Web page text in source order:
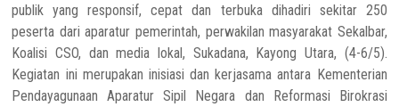
publik yang responsif, cepat dan terbuka dihadiri sekitar 250
peserta dari aparatur pemerintah, perwakilan masyarakat Sekalbar,
Koalisi CSO, dan media lokal, Sukadana, Kayong Utara, (4-6/5).
Kegiatan ini merupakan inisiasi dan kerjasama antara Kementerian
Pendayagunaan Aparatur Sipil Negara dan Reformasi Birokrasi